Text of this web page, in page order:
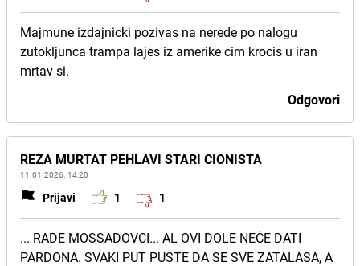
Majmune izdajnicki pozivas na nerede po nalogu
zutokljunca trampa lajes iz amerike cim krocis u iran
mrtav si.
Odgovori
REZA MURTAT PEHLAVI STARI CIONISTA
11.01.2026. 14:20
Prijavi 1 1
... RADE MOSSADOVCI... AL OVI DOLE NEĆE DATI
PARDONA. SVAKI PUT PUSTE DA SE SVE ZATALASA, A